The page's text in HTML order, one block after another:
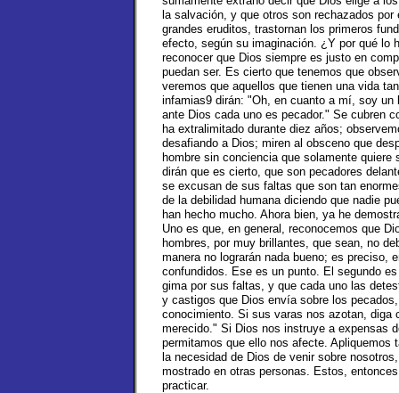
la salvación, y que otros son rechazados
grandes eruditos, trastornan los primeros
efecto, según su imaginación. ¿Y por qué lo
reconocer que Dios siempre es justo en
puedan ser. Es cierto que tenemos que
veremos que aquellos que tienen una vida
infamias9 dirán: "Oh, en cuanto a mí, soy
ante Dios cada uno es pecador." Se cubren
ha extralimitado durante diez años;
desafiando a Dios; miren al obsceno que
hombre sin conciencia que solamente
dirán que es cierto, que son pecadores
se excusan de sus faltas que son tan
de la debilidad humana diciendo que nadie
han hecho mucho. Ahora bien, ya he
Uno es que, en general, reconocemos que
hombres, por muy brillantes, que sean, no
manera no lograrán nada bueno; es preciso,
confundidos. Ese es un punto. El segundo
gima por sus faltas, y que cada uno las
y castigos que Dios envía sobre los
conocimiento. Si sus varas nos azotan, diga
merecido." Si Dios nos instruye a expensas
permitamos que ello nos afecte.
la necesidad de Dios de venir sobre
mostrado en otras personas. Estos,
practicar.